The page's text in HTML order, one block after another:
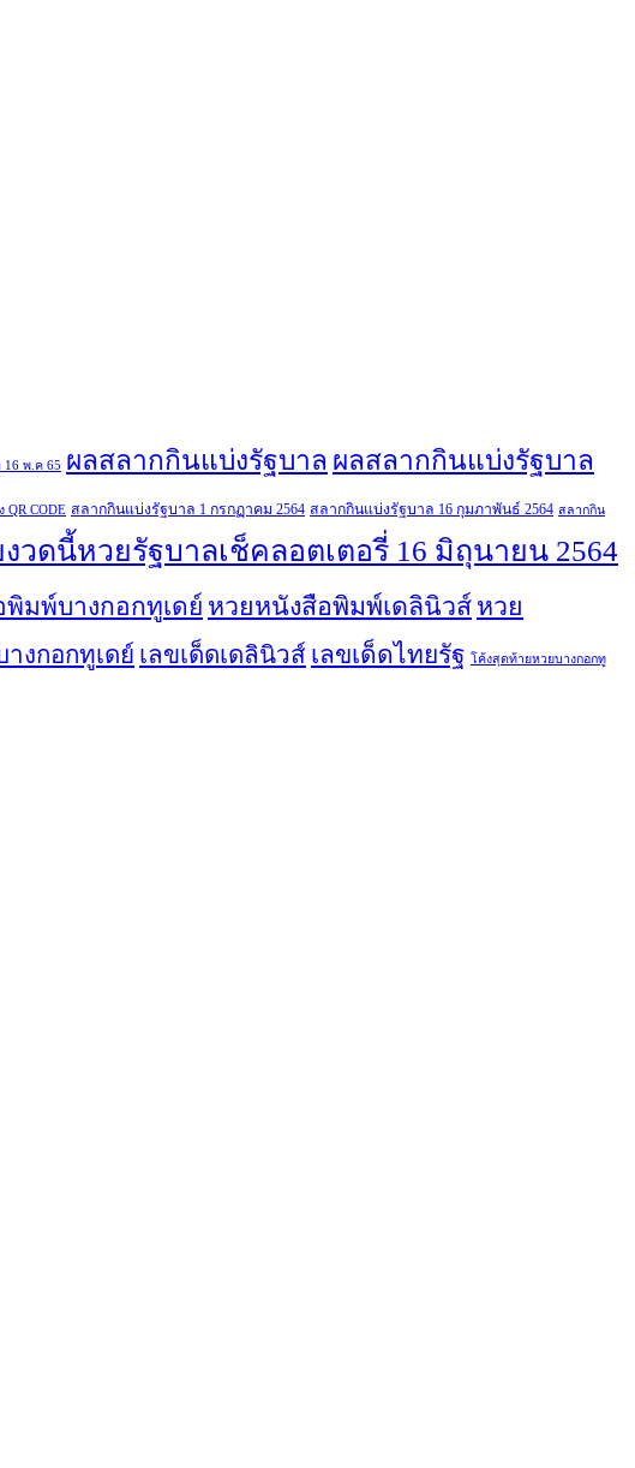
16 พ.ค 65 ผลสลากกินแบ่งรัฐบาล ผลสลากกินแบ่งรัฐบาล
QR CODE สลากกินแบ่งรัฐบาล 1 กรกฏาคม 2564 สลากกินแบ่งรัฐบาล 16 กุมภาพันธ์ 2564 สลากกิน
วดนี้หวยรัฐบาลเช็คลอตเตอรี่ 16 มิถุนายน 2564
มพ์บางกอกทูเดย์ หวยหนังสือพิมพ์เดลินิวส์ หวย
างกอกทูเดย์ เลขเด็ดเดลินิวส์ เลขเด็ดไทยรัฐ โค้งสุดท้ายหวยบางกอกทู